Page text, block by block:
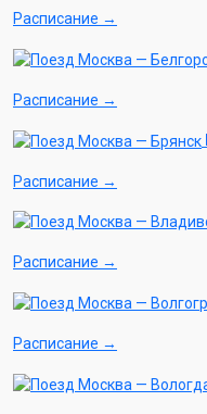
Расписание →
Расписание →
Расписание →
Расписание →
Расписание →